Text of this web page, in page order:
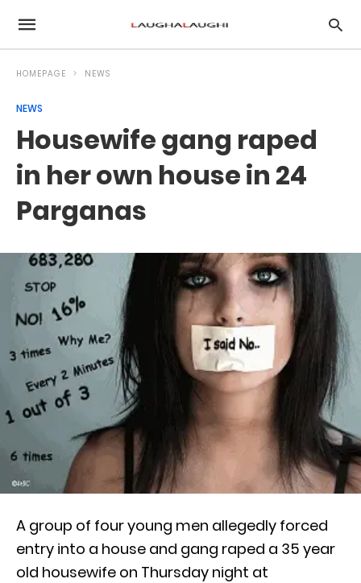
HOMEPAGE NEWS
NEWS
Housewife gang raped
in her own house in 24
Parganas
A group of four young men allegedly forced
entry into a house and gang raped a 35 year
old housewife on Thursday night at